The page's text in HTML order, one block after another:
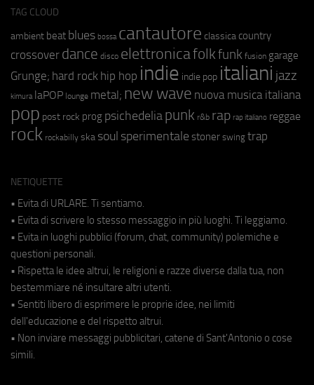
TAG CLOUD
ambient beat blues bossa cantautore classica country
crossover dance disco elettronicafolkfunk fusion garage
Grunge; hard rock hip hop indie indie pop italiani jazz
kimura laPOP lounge metal; new wave nuova musica italiana
pop post rock prog psichedeliapunk r&b rap rap italiano reggae
rock rockabilly ska soul sperimentale stoner swing trap
NETIQUETTE
• Evita di URLARE. Ti sentiamo.
• Evita di scrivere lo stesso messaggio in più luoghi. Ti leggiamo.
• Evita in luoghi pubblici (forum, chat, community) polemiche e
questioni personali.
• Rispetta le idee altrui, le religioni e razze diverse dalla tua, non
bestemmiare né insultare altri utenti.
• Sentiti libero di esprimere le proprie idee, nei limiti
dell'educazione e del rispetto altrui.
• Non inviare messaggi pubblicitari, catene di Sant'Antonio o cose
simili.